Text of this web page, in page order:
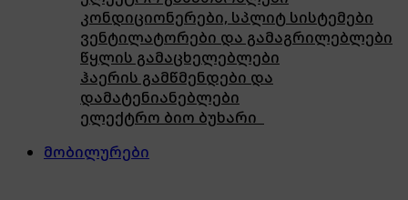
კონდიციონერები, სპლიტ სისტემები
ვენტილატორები და გამაგრილებლები
წყლის გამაცხელებლები
ჰაერის გამწმენდები და
დამატენიანებლები
ელექტრო ბიო ბუხარი
მობილურები